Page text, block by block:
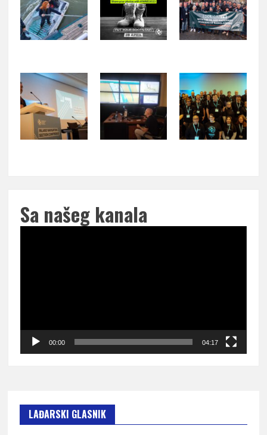
Sa našeg kanala
00:00 04:17
LAĐARSKI GLASNIK